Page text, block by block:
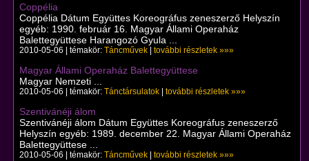
Coppélia
Coppélia Dátum Együttes Koreográfus zeneszerző Helyszín
egyéb: 1990. február 16. Magyar Állami Operaház
Balettegyüttese Harangozó Gyula ...
2010-05-06 | témakör: Táncművek| további részletek »»»
Magyar Állami Operaház Balettegyüttese
Magyar Nemzeti ...
2010-05-06 | témakör: Tánctársulatok| további részletek »»»
Szentivánéji álom
Szentivánéji álom Dátum Együttes Koreográfus zeneszerző
Helyszín egyéb: 1989. december 22. Magyar Állami Operaház
Balettegyüttese ...
2010-05-06 | témakör: Táncművek| további részletek »»»